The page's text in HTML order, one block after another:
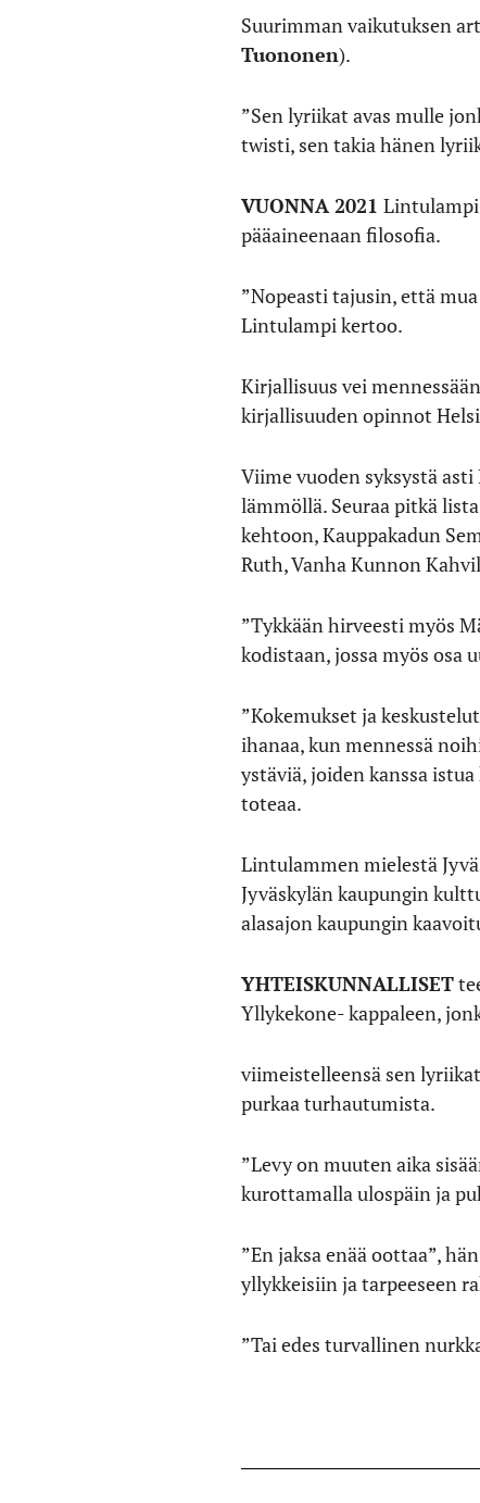
Suurimman vaikutuksen
Tuononen).
”Sen lyriikat avas mulle
twisti, sen takia hänen
VUONNA 2021
pääaineenaan filosofia.
”Nopeasti tajusin, että
Lintulampi kertoo.
Kirjallisuus vei
kirjallisuuden opinnot
Viime vuoden syksystä
lämmöllä. Seuraa pitkä
kehtoon, Kauppakadun
Ruth, Vanha Kunnon
”Tykkään hirveesti myös
kodistaan, jossa myös osa
”Kokemukset ja
ihanaa, kun mennessä
ystäviä, joiden kanssa
toteaa.
Lintulammen mielestä
Jyväskylän kaupungin
alasajon kaupungin
YHTEISKUNNALLISET
Yllykekone- kappaleen,
viimeistelleensä sen
purkaa turhautumista.
”Levy on muuten aika
kurottamalla ulospäin ja
”En jaksa enää oottaa”,
yllykkeisiin ja tarpeeseen
”Tai edes turvallinen